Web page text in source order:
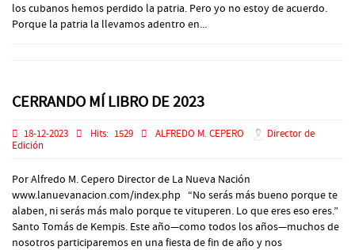
los cubanos hemos perdido la patria. Pero yo no estoy de acuerdo.
Porque la patria la llevamos adentro en...
CERRANDO MÍ LIBRO DE 2023
18-12-2023 Hits: 1529 ALFREDO M. CEPERO
Director de
Edición
Por Alfredo M. Cepero Director de La Nueva Nación
www.lanuevanacion.com/index.php “No serás más bueno porque te
alaben, ni serás más malo porque te vituperen. Lo que eres eso eres.”
Santo Tomás de Kempis. Este año—como todos los años—muchos de
nosotros participaremos en una fiesta de fin de año y nos